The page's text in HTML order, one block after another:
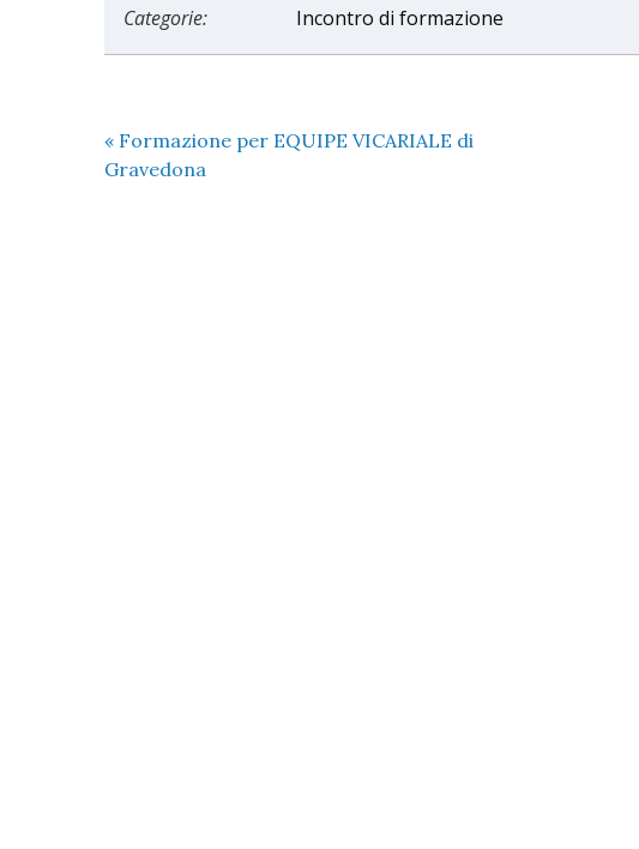
Categorie:
Incontro di formazione
« Formazione per EQUIPE VICARIALE di
Gravedona